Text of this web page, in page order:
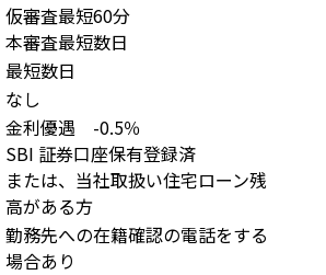
仮審査最短60分
本審査最短数日
最短数日
なし
金利優遇 -0.5％
SBI 証券口座保有登録済
または、当社取扱い住宅ローン残
高がある方
勤務先への在籍確認の電話をする
場合あり